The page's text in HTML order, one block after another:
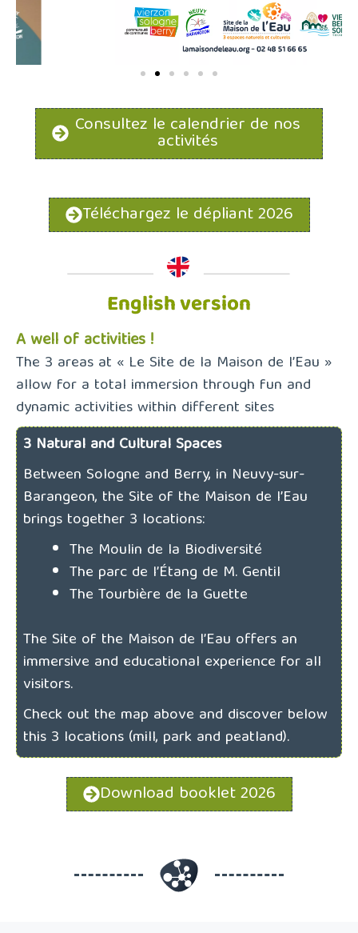
Consultez le calendrier de nos
activités
Téléchargez le dépliant 2026
English version
A well of activities !
The 3 areas at « Le Site de la Maison de l’Eau »
allow for a total immersion through fun and
dynamic activities within different sites
3 Natural and Cultural Spaces
Between Sologne and Berry, in Neuvy-sur-
Barangeon, the Site of the Maison de l’Eau
brings together 3 locations:
The Moulin de la Biodiversité
The parc de l’Étang de M. Gentil
The Tourbière de la Guette
The Site of the Maison de l’Eau offers an
immersive and educational experience for all
visitors.
Check out the map above and discover below
this 3 locations (mill, park and peatland).
Download booklet 2026